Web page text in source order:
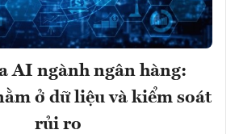
AI ngành ngân hàng:
ở dữ liệu và kiểm soát
rủi ro